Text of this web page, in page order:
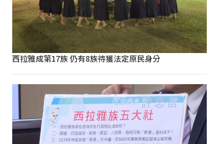
西拉雅成第17族 仍有8族待獲法定原民身分